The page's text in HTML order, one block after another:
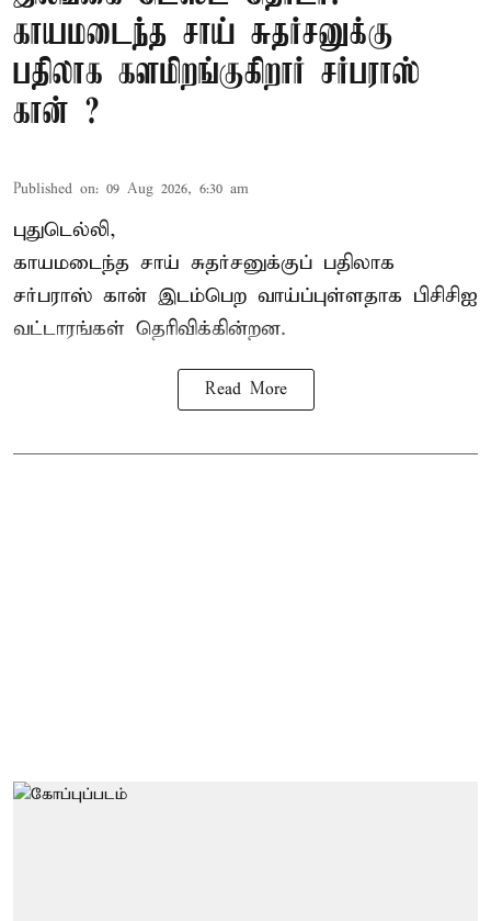
காயமடைந்த சாய் சுதர்சனுக்கு
பதிலாக களமிறங்குகிறார் சர்பராஸ்
கான் ?
Published on: 09 Aug 2026, 6:30 am
புதுடெல்லி,
காயமடைந்த சாய் சுதர்சனுக்குப் பதிலாக
சர்பராஸ் கான் இடம்பெற வாய்ப்புள்ளதாக பிசிசிஐ
வட்டாரங்கள் தெரிவிக்கின்றன.
Read More